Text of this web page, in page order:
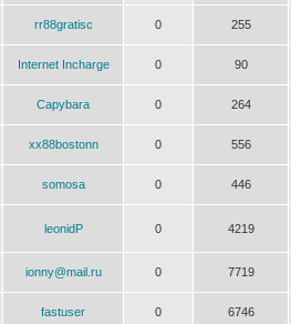
rr88gratisc 0 255
Internet Incharge 0 90
Capybara 0 264
xx88bostonn 0 556
somosa 0 446
leonidP 0 4219
ionny@mail.ru 0 7719
fastuser 0 6746